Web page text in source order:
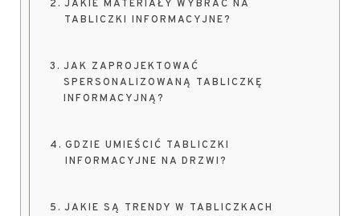
JAKIE MATERIAŁY WYBRAĆ NA
TABLICZKI INFORMACYJNE?
JAK ZAPROJEKTOWAĆ
SPERSONALIZOWANĄ TABLICZKĘ
INFORMACYJNĄ?
GDZIE UMIEŚCIĆ TABLICZKI
INFORMACYJNE NA DRZWI?
JAKIE SĄ TRENDY W TABLICZKACH